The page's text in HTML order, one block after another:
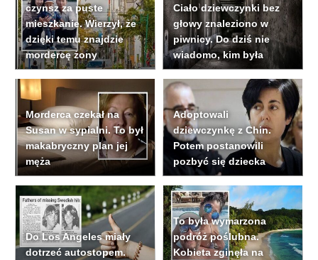
czynsz za puste
mieszkanie. Wierzył, że
dzięki temu znajdzie
mordercę żony
Ciało dziewczynki bez
głowy znaleziono w
piwnicy. Do dziś nie
wiadomo, kim była
Morderca czekał na
Susan w sypialni. To był
makabryczny plan jej
męża
Adoptowali
dziewczynkę z Chin.
Potem postanowili
pozbyć się dziecka
Do Los Angeles miały
dotrzeć autostopem.
To była wymarzona
podróż poślubna.
Kobieta zginęła na